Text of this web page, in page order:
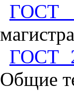
ГОСТ
ГОСТ
Общие